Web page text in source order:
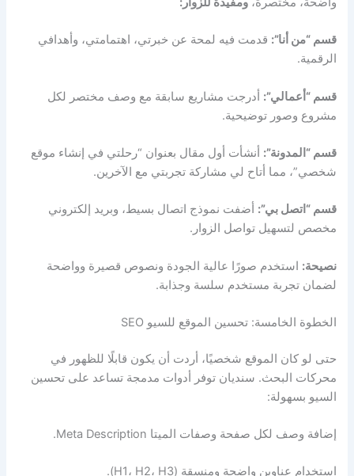
قسم “من أنا”: قدمت فيه لمحة عن خبرتي، اهتمامتي، وأهدافي
الرقمية.
قسم “أعمالي”: أدرجت مشاريع سابقة مع وصف مختصر لكل
مشروع وصور توضيحية.
قسم “المدونة”: أنشأت أول مقال بعنوان “رحلتي في إنشاء موقع
شخصي”، مما أتاح لي مشاركة تجربتي مع الآخرين.
قسم “اتصل بي”: أضفت نموذج اتصال بسيط، وبريد إلكتروني
مخصص لتسهيل تواصل الزوار.
نصيحة: استخدم صورًا عالية الجودة ونصوص قصيرة وواضحة
لضمان تجربة مستخدم سلسة وجذابة.
الخطوة الخامسة: تحسين الموقع للسيو SEO
حتى لو كان الموقع شخصيًا، أردت أن يكون قابلًا للظهور في
محركات البحث. سنديان توفر أدوات مدمجة تساعد على تحسين
السيو بسهولة:
إضافة وصف لكل صفحة وصفات الميتا Meta Description.
استخدام عناوين واضحة ومنسقة (H1، H2، H3).